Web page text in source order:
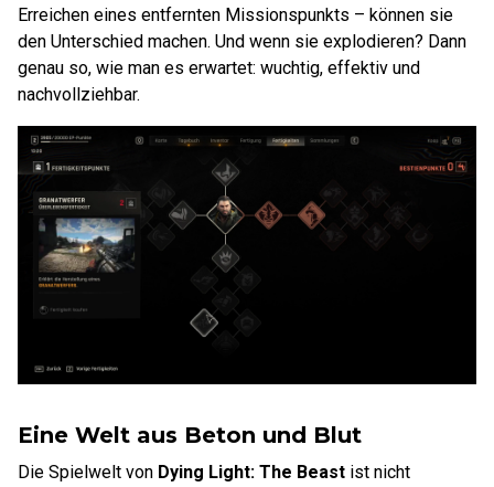
Erreichen eines entfernten Missionspunkts – können sie
den Unterschied machen. Und wenn sie explodieren? Dann
genau so, wie man es erwartet: wuchtig, effektiv und
nachvollziehbar.
Eine Welt aus Beton und Blut
Die Spielwelt von Dying Light: The Beast ist nicht